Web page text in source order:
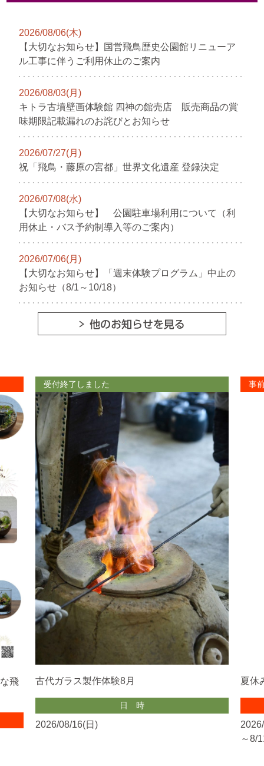
2026/08/06(木)
【大切なお知らせ】国営飛鳥歴史公園館リニューア
ル工事に伴うご利用休止のご案内
2026/08/03(月)
キトラ古墳壁画体験館 四神の館売店 販売商品の賞
味期限記載漏れのお詫びとお知らせ
2026/07/27(月)
祝「飛鳥・藤原の宮都」世界文化遺産 登録決定
2026/07/08(水)
【大切なお知らせ】 公園駐車場利用について（利
用休止・バス予約制導入等のご案内）
2026/07/06(月)
【大切なお知らせ】「週末体験プログラム」中止の
お知らせ（8/1～10/18）
飛
受付終了しました
古代ガラス製作体験8月
日時
2026/08/16(日)
事
夏休
～8/